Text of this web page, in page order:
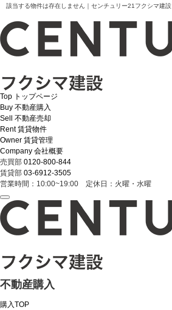
該当する物件は存在しません｜センチュリー21フクシマ建設
Top トップページ
Buy 不動産購入
Sell
不動産売却
Rent 賃貸物件
Owner 賃貸管理
Company 会社概要
売買部 0120-800-844
賃貸部 03-6912-3505
営業時間：10:00~19:00 定休日：火曜・水曜
不動産購入
購入TOP